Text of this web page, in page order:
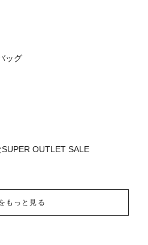
ッグ
OUTLET SALE
もっと見る